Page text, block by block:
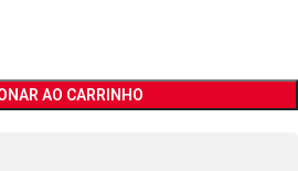
AO CARRINHO